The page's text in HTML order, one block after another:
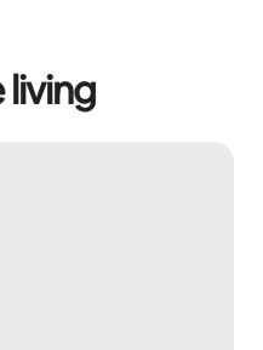
living